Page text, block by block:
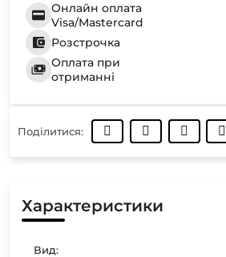
Онлайн оплата
Visa/Mastercard
Розстрочка
Оплата при
отриманні
Поділитися:
Характеристики
Вид: